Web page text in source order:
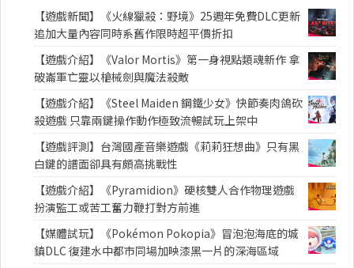
【遊戲新聞】《火線獵殺：野境》25週年免費DLC更新
追加大量內容同時系舊作限時超平價折扣
【遊戲介紹】《Valor Mortis》第一身視點類魂新作 拿
破崙軍亡靈以槍械劍與魔法殺敵
【遊戲介紹】《Steel Maiden 鋼鐵少女》快節奏肉鴿砍
殺遊戲 只靠兩鍵操作動作極致流暢試玩上架中
【遊戲評測】台灣國產音樂遊戲《莉莉狂想曲》只有黑
白鍵的譜面卻具有頗高挑戰性
【遊戲介紹】《Pyramidion》硬核雙人合作物理遊戲
扮演監工或苦工奮力鞭打對方前進
【媒體試玩】《Pokémon Pokopia》冒泡泡海底的城
鎮DLC 復建水中都市同場加映漆黑一片的深海區域